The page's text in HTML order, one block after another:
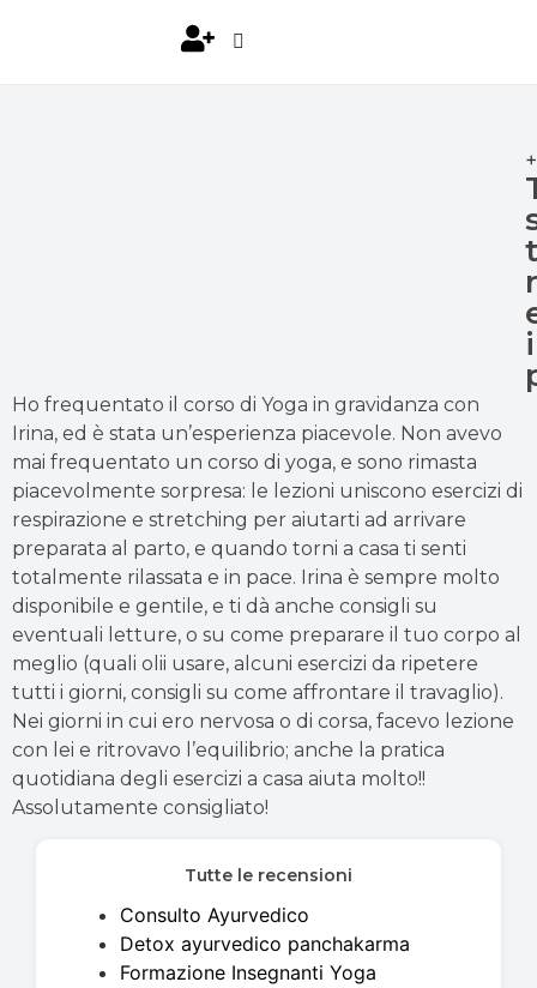
+
Ho frequentato il corso di Yoga in gravidanza con
Irina, ed è stata un’esperienza piacevole. Non avevo
mai frequentato un corso di yoga, e sono rimasta
piacevolmente sorpresa: le lezioni uniscono esercizi di
respirazione e stretching per aiutarti ad arrivare
preparata al parto, e quando torni a casa ti senti
totalmente rilassata e in pace. Irina è sempre molto
disponibile e gentile, e ti dà anche consigli su
eventuali letture, o su come preparare il tuo corpo al
meglio (quali olii usare, alcuni esercizi da ripetere
tutti i giorni, consigli su come affrontare il travaglio).
Nei giorni in cui ero nervosa o di corsa, facevo lezione
con lei e ritrovavo l’equilibrio; anche la pratica
quotidiana degli esercizi a casa aiuta molto!!
Assolutamente consigliato!
Tutte le recensioni
Consulto Ayurvedico
Detox ayurvedico panchakarma
Formazione Insegnanti Yoga